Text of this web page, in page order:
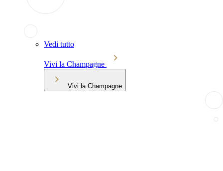
Vedi tutto
Vivi la Champagne
Vivi la Champagne